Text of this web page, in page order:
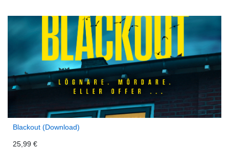
Blackout (Download)
25,99 €